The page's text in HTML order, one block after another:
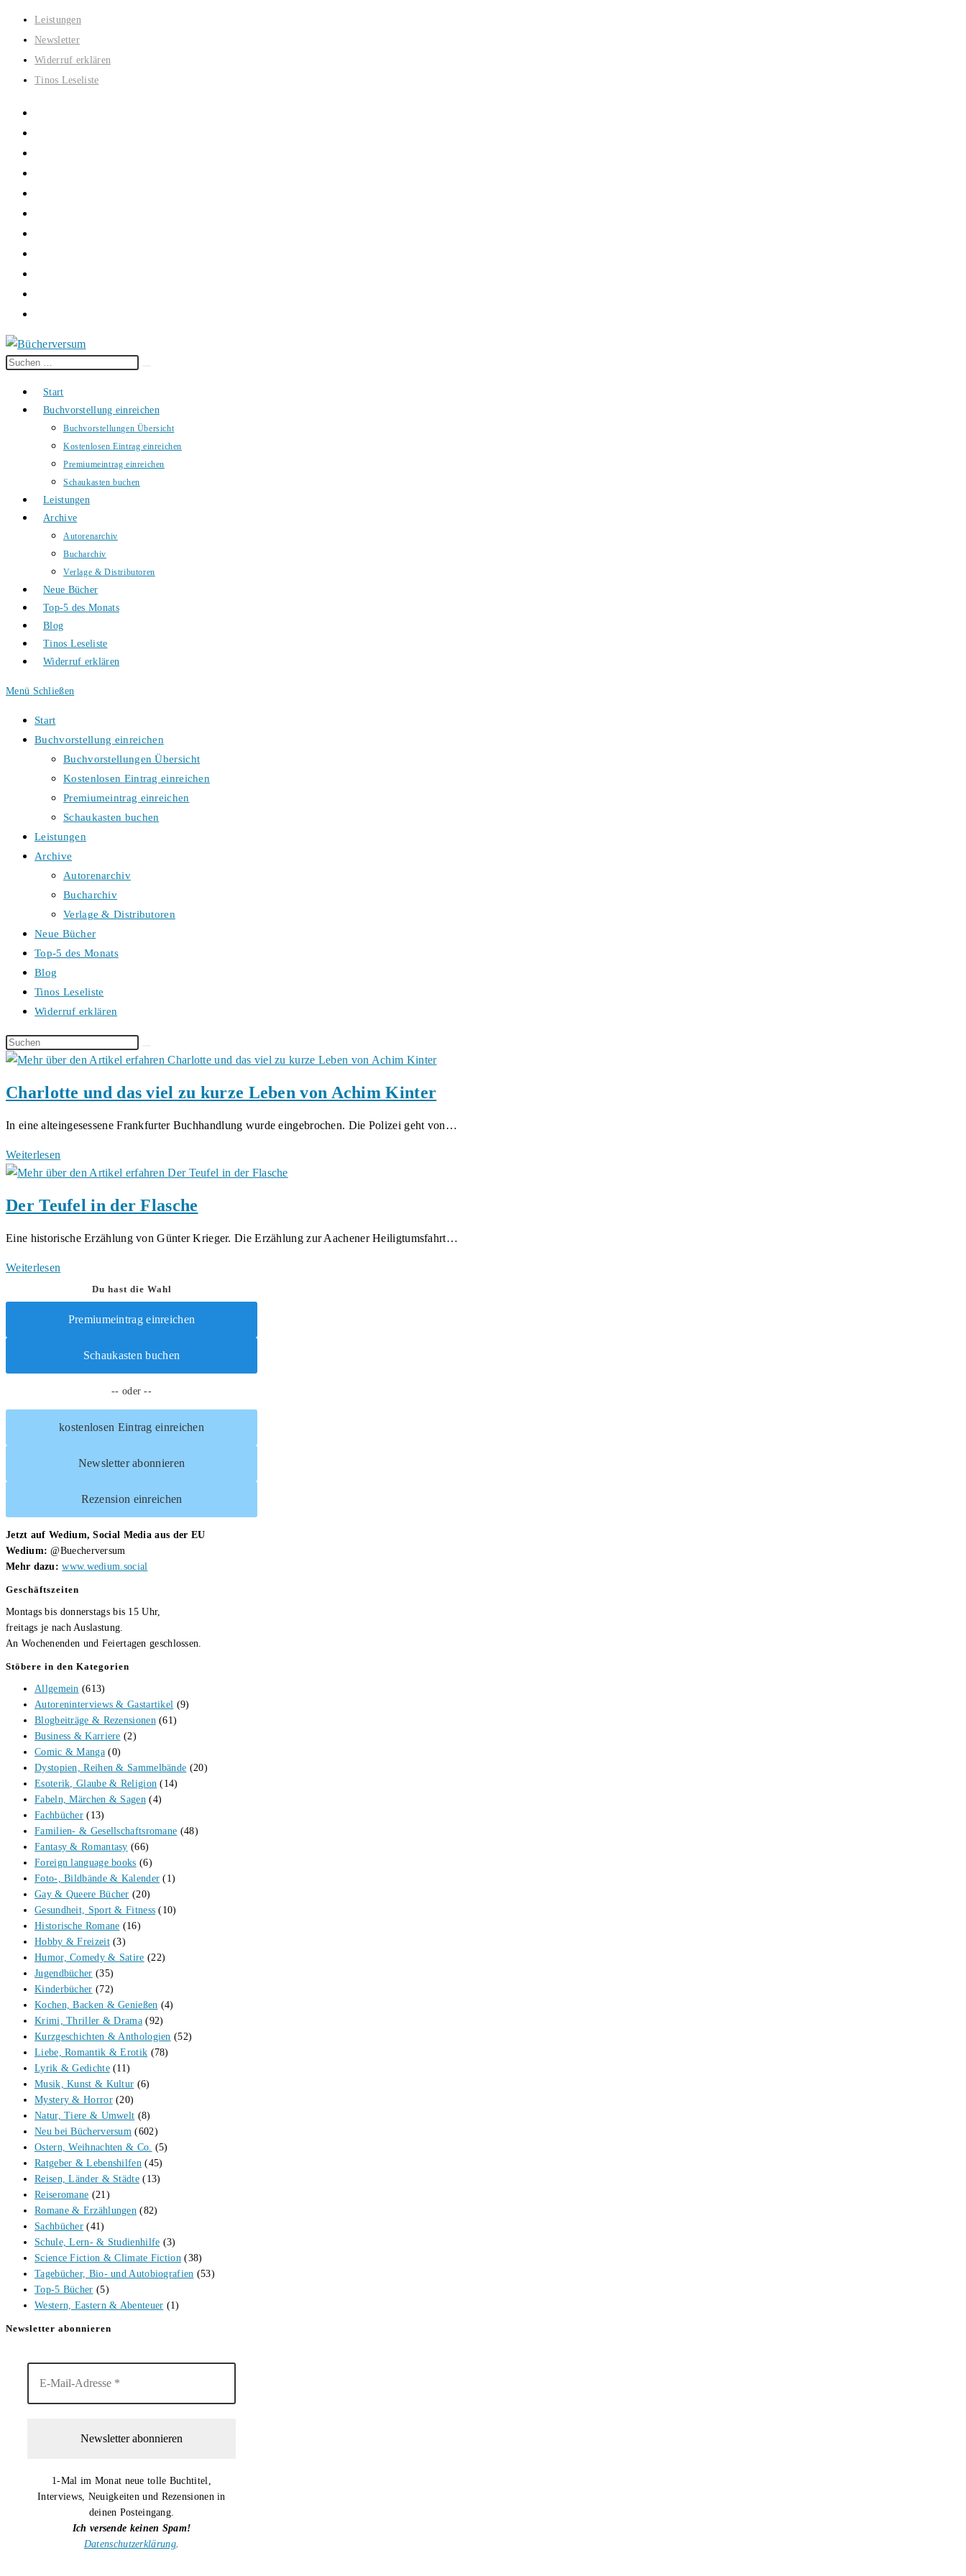
Zum
Inhalt
springen
Leistungen
Newsletter
Widerruf erklären
Tinos Leseliste
Diese
durchsuchen
Start
Buchvorstellung einreichen
Buchvorstellungen Übersicht
Kostenlosen Eintrag einreichen
Premiumeintrag einreichen
Schaukasten buchen
Leistungen
Archive
Autorenarchiv
Bucharchiv
Verlage & Distributoren
Neue Bücher
Top-5 des Monats
Blog
Tinos Leseliste
Widerruf erklären
Menü Schließen
Start
Buchvorstellung einreichen
Buchvorstellungen Übersicht
Kostenlosen Eintrag einreichen
Premiumeintrag einreichen
Schaukasten buchen
Leistungen
Archive
Autorenarchiv
Bucharchiv
Verlage & Distributoren
Neue Bücher
Top-5 des Monats
Blog
Tinos Leseliste
Widerruf erklären
Diese
Website
Charlotte und das viel zu kurze Leben von Achim Kinter
In eine alteingesessene Frankfurter Buchhandlung wurde eingebrochen. Die Polizei geht von…
Weiterlesen
und
viel
kurze
Kinter
Der Teufel in der Flasche
Eine historische Erzählung von Günter Krieger. Die Erzählung zur Aachener Heiligtumsfahrt…
Weiterlesen
in
der
Du hast die Wahl
Premiumeintrag einreichen
Schaukasten buchen
-- oder --
kostenlosen Eintrag einreichen
Newsletter abonnieren
Rezension einreichen
Jetzt auf Wedium, Social Media aus der EU
Wedium: @Buecherversum
Mehr dazu: www.wedium.social
Geschäftszeiten
Montags bis donnerstags bis 15 Uhr,
freitags je nach Auslastung.
An Wochenenden und Feiertagen geschlossen.
Stöbere in den Kategorien
Allgemein (613)
Autoreninterviews & Gastartikel (9)
Blogbeiträge & Rezensionen (61)
Business & Karriere (2)
Comic & Manga (0)
Dystopien, Reihen & Sammelbände (20)
Esoterik, Glaube & Religion (14)
Fabeln, Märchen & Sagen (4)
Fachbücher (13)
Familien- & Gesellschaftsromane (48)
Fantasy & Romantasy (66)
Foreign language books (6)
Foto-, Bildbände & Kalender (1)
Gay & Queere Bücher (20)
Gesundheit, Sport & Fitness (10)
Historische Romane (16)
Hobby & Freizeit (3)
Humor, Comedy & Satire (22)
Jugendbücher (35)
Kinderbücher (72)
Kochen, Backen & Genießen (4)
Krimi, Thriller & Drama (92)
Kurzgeschichten & Anthologien (52)
Liebe, Romantik & Erotik (78)
Lyrik & Gedichte (11)
Musik, Kunst & Kultur (6)
Mystery & Horror (20)
Natur, Tiere & Umwelt (8)
Neu bei Bücherversum (602)
Ostern, Weihnachten & Co. (5)
Ratgeber & Lebenshilfen (45)
Reisen, Länder & Städte (13)
Reiseromane (21)
Romane & Erzählungen (82)
Sachbücher (41)
Schule, Lern- & Studienhilfe (3)
Science Fiction & Climate Fiction (38)
Tagebücher, Bio- und Autobiografien (53)
Top-5 Bücher (5)
Western, Eastern & Abenteuer (1)
Newsletter abonnieren
1-Mal im Monat neue tolle Buchtitel,
Interviews, Neuigkeiten und Rezensionen in
deinen Posteingang.
Ich versende keinen Spam!
Datenschutzerklärung.